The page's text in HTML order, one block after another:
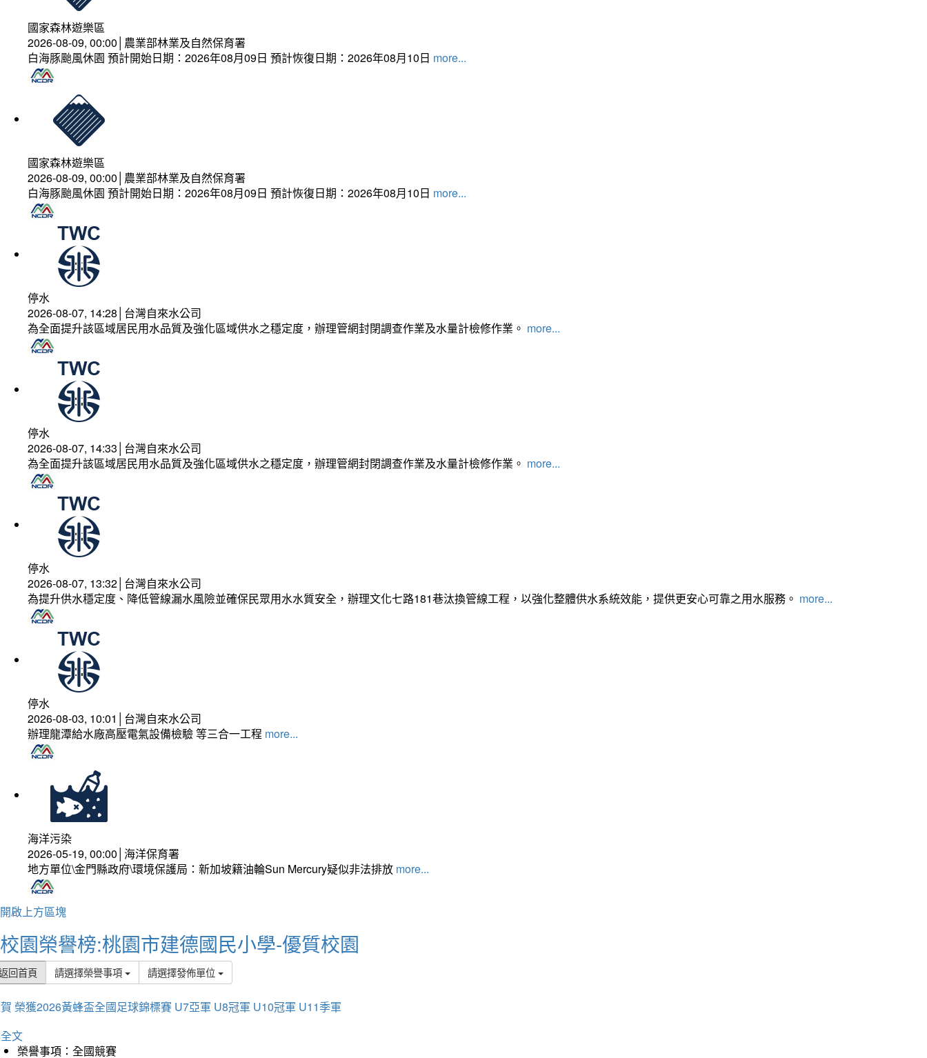
國家森林遊樂區
2026-08-09, 00:00│農業部林業及自然保育署
白海豚颱風休園 預計開始日期：2026年08月09日 預計恢復日期：2026年08月10日 more...
國家森林遊樂區
2026-08-09, 00:00│農業部林業及自然保育署
白海豚颱風休園 預計開始日期：2026年08月09日 預計恢復日期：2026年08月10日 more...
停水
2026-08-07, 14:28│台灣自來水公司
為全面提升該區域居民用水品質及強化區域供水之穩定度，辦理管網封閉調查作業及水量計檢修作業。 more...
停水
2026-08-07, 14:33│台灣自來水公司
為全面提升該區域居民用水品質及強化區域供水之穩定度，辦理管網封閉調查作業及水量計檢修作業。 more...
停水
2026-08-07, 13:32│台灣自來水公司
為提升供水穩定度、降低管線漏水風險並確保民眾用水水質安全，辦理文化七路181巷汰換管線工程，以強化整體供水系統效能，提供更安心可靠之用水服務。 more...
停水
2026-08-03, 10:01│台灣自來水公司
辦理龍潭給水廠高壓電氣設備檢驗 等三合一工程 more...
海洋污染
2026-05-19, 00:00│海洋保育署
地方單位\金門縣政府\環境保護局：新加坡籍油輪Sun Mercury疑似非法排放 more...
開啟上方區塊
校園榮譽榜:桃園市建德國民小學-優質校園
回首頁 請選擇榮譽事項 請選擇發佈單位
榮獲2026黃蜂盃全國足球錦標賽 U7亞軍 U8冠軍 U10冠軍 U11季軍
文
榮譽事項：全國競賽